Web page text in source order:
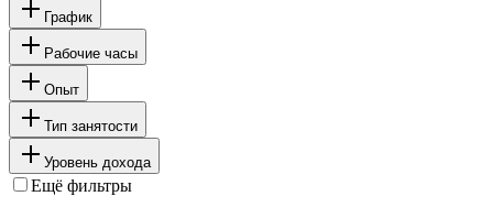
График
Рабочие часы
Опыт
Тип занятости
Уровень дохода
Ещё фильтры